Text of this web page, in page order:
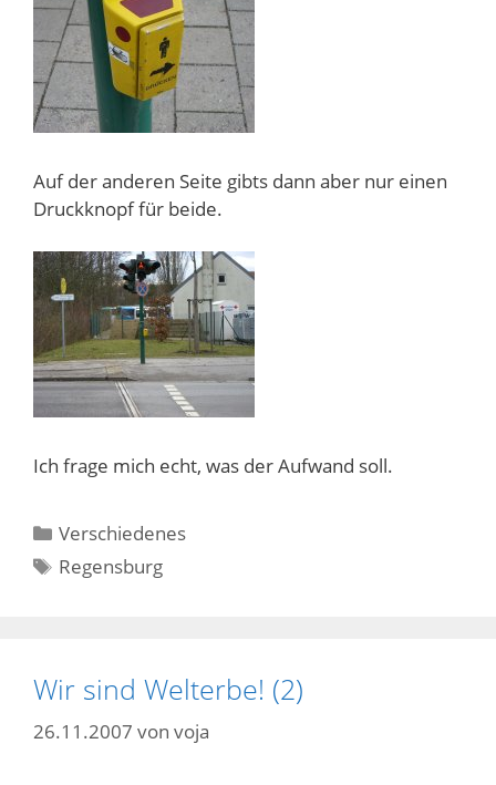
Auf der anderen Seite gibts dann aber nur einen
Druckknopf für beide.
Ich frage mich echt, was der Aufwand soll.
Kategorien
Verschiedenes
Schlagwörter
Regensburg
Wir sind Welterbe! (2)
26.11.2007 von voja